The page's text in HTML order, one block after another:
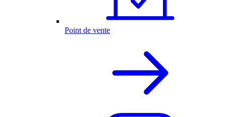
Point de vente